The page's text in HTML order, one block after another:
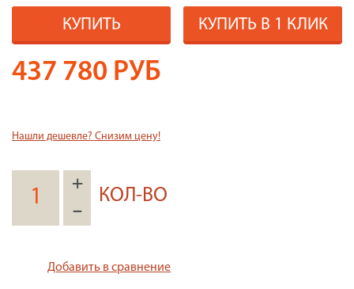
КУПИТЬ КУПИТЬ В 1 КЛИК
437 780 РУБ
Нашли дешевле? Снизим цену!
+
–
КОЛ-ВО
Добавить в сравнение